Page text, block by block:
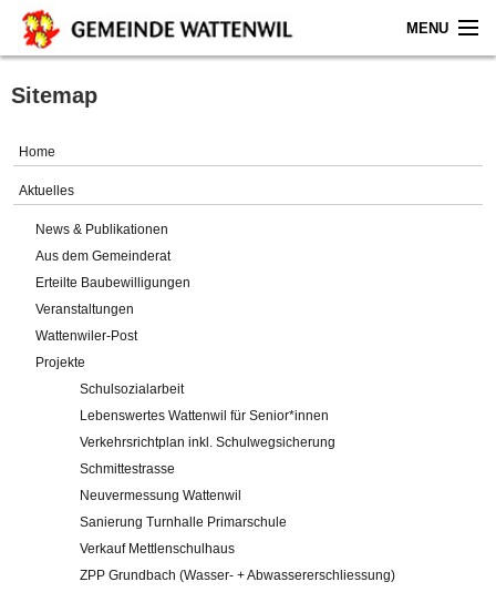
MENU
Home
Gemeinde
Verwaltung
Online-Service
Impressum
Sitemap
Home
Aktuelles
News & Publikationen
Aus dem Gemeinderat
Erteilte Baubewilligungen
Veranstaltungen
Wattenwiler-Post
Projekte
Schulsozialarbeit
Lebenswertes Wattenwil für Senior*innen
Verkehrsrichtplan inkl. Schulwegsicherung
Schmittestrasse
Neuvermessung Wattenwil
Sanierung Turnhalle Primarschule
Verkauf Mettlenschulhaus
ZPP Grundbach (Wasser- + Abwassererschliessung)